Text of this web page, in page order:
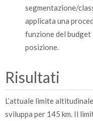
segmentazione/
applicata una
funzione del budget
posizione.
Risultati
L’attuale limite
sviluppa per 145 km. Il